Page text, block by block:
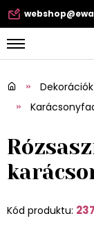
Kód produktu: